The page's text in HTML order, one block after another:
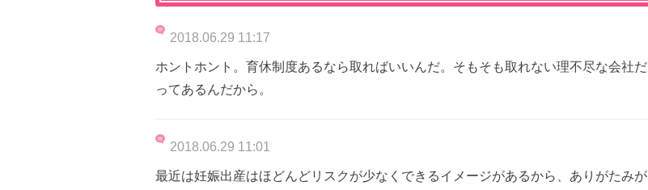
2018.06.29 11:17
ホントホント。育休制度あるなら取ればいいんだ。そもそも取れない理不尽な会社だ
ってあるんだから。
2018.06.29 11:01
最近は妊娠出産はほどんどリスクが少なくできるイメージがあるから、ありがたみが